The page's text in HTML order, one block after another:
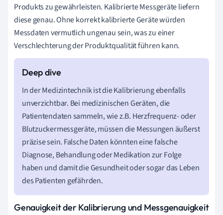
Produkts zu gewährleisten. Kalibrierte Messgeräte liefern
diese genau. Ohne korrekt kalibrierte Geräte würden
Messdaten vermutlich ungenau sein, was zu einer
Verschlechterung der Produktqualität führen kann.
In der Medizintechnik ist die Kalibrierung ebenfalls
unverzichtbar. Bei medizinischen Geräten, die
Patientendaten sammeln, wie z.B. Herzfrequenz- oder
Blutzuckermessgeräte, müssen die Messungen äußerst
präzise sein. Falsche Daten könnten eine falsche
Diagnose, Behandlung oder Medikation zur Folge
haben und damit die Gesundheit oder sogar das Leben
des Patienten gefährden.
Genauigkeit der Kalibrierung und Messgenauigkeit